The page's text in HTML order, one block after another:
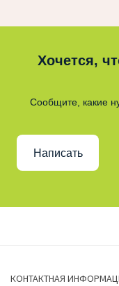
Хочется,
Сообщите, какие
Написать
КОНТАКТНАЯ